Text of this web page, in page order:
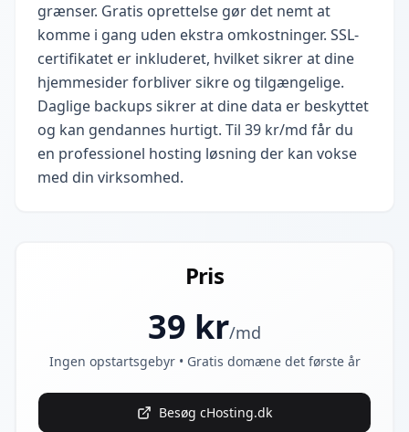
grænser. Gratis oprettelse gør det nemt at
komme i gang uden ekstra omkostninger. SSL-
certifikatet er inkluderet, hvilket sikrer at dine
hjemmesider forbliver sikre og tilgængelige.
Daglige backups sikrer at dine data er beskyttet
og kan gendannes hurtigt. Til 39 kr/md får du
en professionel hosting løsning der kan vokse
med din virksomhed.
Pris
39 kr/md
Ingen opstartsgebyr • Gratis domæne det første år
Besøg cHosting.dk